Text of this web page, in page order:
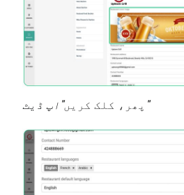
پھر، کلک کریں "اپ ڈیٹ"